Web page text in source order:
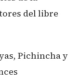
del libre
Pichincha y